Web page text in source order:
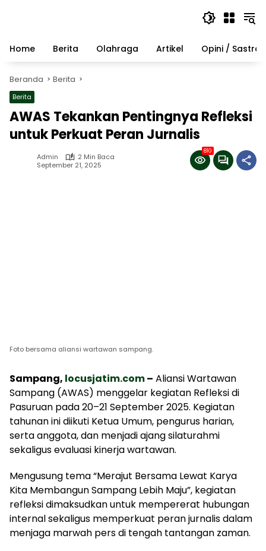
Home
Berita Olahraga Artikel Opini / Sastra
Beranda Berita
Berita
AWAS Tekankan Pentingnya Refleksi
untuk Perkuat Peran Jurnalis
Admin
2 Min Baca
September 21, 2025
810
Foto bersama aliansi wartawan sampang.
Sampang, locusjatim.com– Aliansi Wartawan
Sampang (AWAS) menggelar kegiatan Refleksi di
Pasuruan pada 20–21 September 2025. Kegiatan
tahunan ini diikuti Ketua Umum, pengurus harian,
serta anggota, dan menjadi ajang silaturahmi
sekaligus evaluasi kinerja wartawan.
Mengusung tema “Merajut Bersama Lewat Karya
Kita Membangun Sampang Lebih Maju”, kegiatan
refleksi dimaksudkan untuk mempererat hubungan
internal sekaligus memperkuat peran jurnalis dalam
menjaga marwah pers di tengah tantangan zaman.